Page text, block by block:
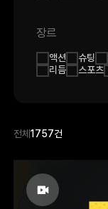
장르
액션 슈팅
리듬
스포츠
전체 1757건